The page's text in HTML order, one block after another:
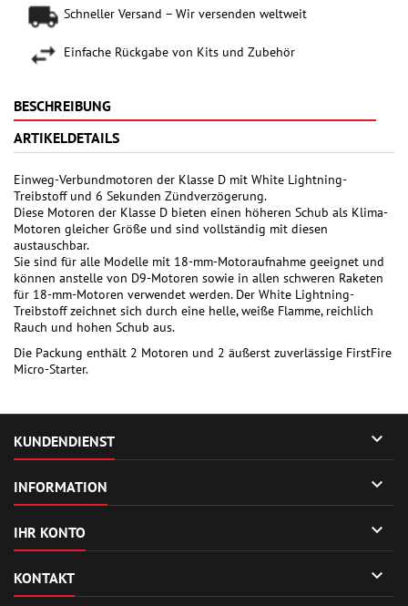
Schneller Versand – Wir versenden weltweit
Einfache Rückgabe von Kits und Zubehör
BESCHREIBUNG
ARTIKELDETAILS
Einweg-Verbundmotoren der Klasse D mit White Lightning-
Treibstoff und 6 Sekunden Zündverzögerung.
Diese Motoren der Klasse D bieten einen höheren Schub als Klima-
Motoren gleicher Größe und sind vollständig mit diesen
austauschbar.
Sie sind für alle Modelle mit 18-mm-Motoraufnahme geeignet und
können anstelle von D9-Motoren sowie in allen schweren Raketen
für 18-mm-Motoren verwendet werden. Der White Lightning-
Treibstoff zeichnet sich durch eine helle, weiße Flamme, reichlich
Rauch und hohen Schub aus.
Die Packung enthält 2 Motoren und 2 äußerst zuverlässige FirstFire
Micro-Starter.
KUNDENDIENST 
INFORMATION 
IHR KONTO 
KONTAKT 